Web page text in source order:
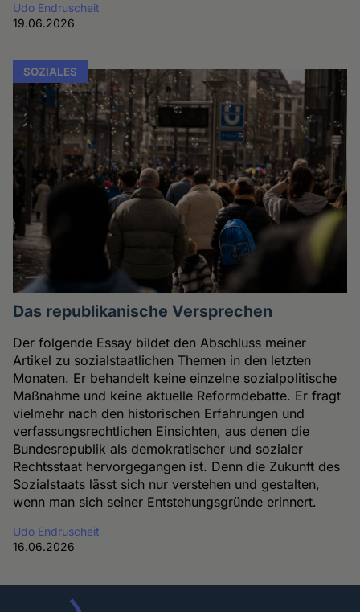
Udo Endruscheit
19.06.2026
SOZIALES
Das republikanische Versprechen
Der folgende Essay bildet den Abschluss meiner
Artikel zu sozialstaatlichen Themen in den letzten
Monaten. Er behandelt keine einzelne sozialpolitische
Maßnahme und keine aktuelle Reformdebatte. Er fragt
vielmehr nach den historischen Erfahrungen und
verfassungsrechtlichen Einsichten, aus denen die
Bundesrepublik als demokratischer und sozialer
Rechtsstaat hervorgegangen ist. Denn die Zukunft des
Sozialstaats lässt sich nur verstehen und gestalten,
wenn man sich seiner Entstehungsgründe erinnert.
Udo Endruscheit
16.06.2026